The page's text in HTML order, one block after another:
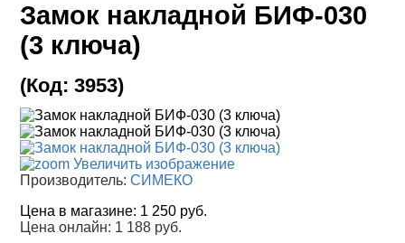
Замок накладной БИФ-030
(3 ключа)
(Код:3953)
Увеличить изображение
Производитель:СИМЕКО
Цена в магазине: 1 250 руб.
Цена онлайн: 1 188 руб.